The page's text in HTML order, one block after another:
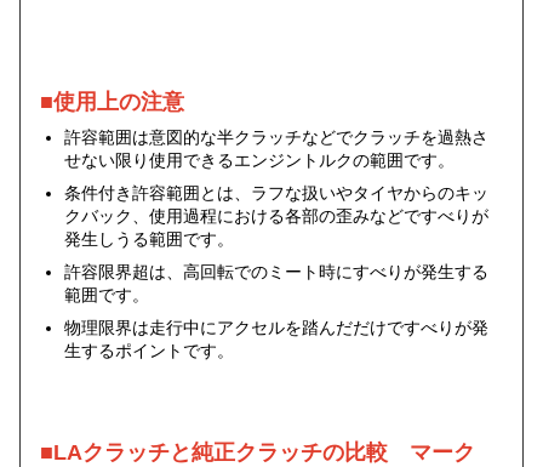
■使用上の注意
許容範囲は意図的な半クラッチなどでクラッチを過熱さ
せない限り使用できるエンジントルクの範囲です。
条件付き許容範囲とは、ラフな扱いやタイヤからのキッ
クバック、使用過程における各部の歪みなどですべりが
発生しうる範囲です。
許容限界超は、高回転でのミート時にすべりが発生する
範囲です。
物理限界は走行中にアクセルを踏んだだけですべりが発
生するポイントです。
■LAクラッチと純正クラッチの比較 マーク